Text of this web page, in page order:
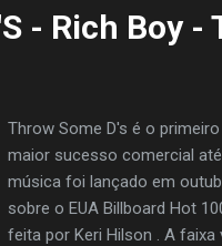
- Rich Boy -
Throw Some D's é o
maior sucesso comercial
música foi lançado em
sobre o EUA Billboard Hot
feita por Keri Hilson . A